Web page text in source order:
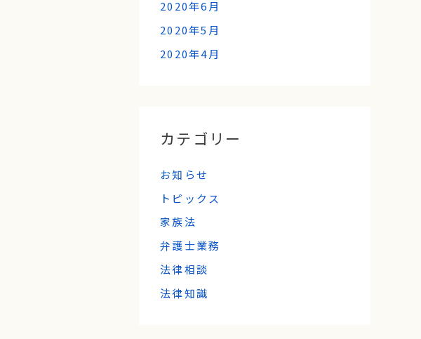
2020年6月
2020年5月
2020年4月
カテゴリー
お知らせ
トピックス
家族法
弁護士業務
法律相談
法律知識